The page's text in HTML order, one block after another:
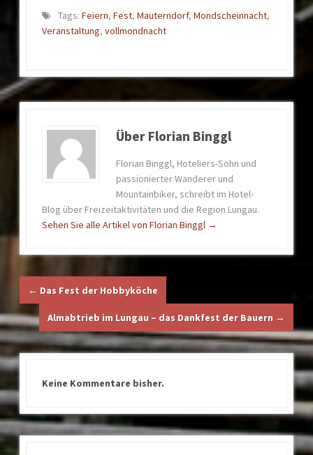
Tags: Feiern, Fest, Mauterndorf, Mondscheinnacht,
Veranstaltung,vollmondnacht
Über Florian Binggl
Florian Binggl, Hoteliers-Sohn und
passionierter Wanderer und
Mountainbiker, schreibt im Hotel-
Blog über Freizeitaktivitäten und die Region Lungau.
Sehen Sie alle Artikel von Florian Binggl →
← Das Fest der Hobbyköche
Almabtrieb im Lungau – das Dankfest der Bauern →
Keine Kommentare bisher.